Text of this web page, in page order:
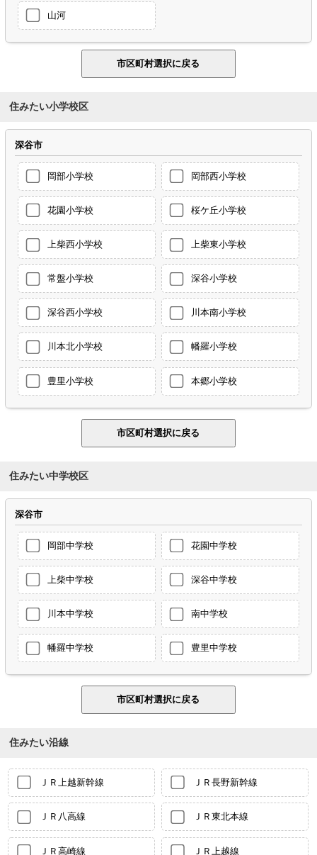
山河
住みたい小学校区
深谷市
岡部小学校 岡部西小学校
花園小学校 桜ケ丘小学校
上柴西小学校 上柴東小学校
常盤小学校 深谷小学校
深谷西小学校 川本南小学校
川本北小学校 幡羅小学校
豊里小学校 本郷小学校
住みたい中学校区
深谷市
岡部中学校 花園中学校
上柴中学校 深谷中学校
川本中学校 南中学校
幡羅中学校 豊里中学校
住みたい沿線
ＪＲ上越新幹線 ＪＲ長野新幹線
ＪＲ八高線 ＪＲ東北本線
ＪＲ高崎線 ＪＲ上越線